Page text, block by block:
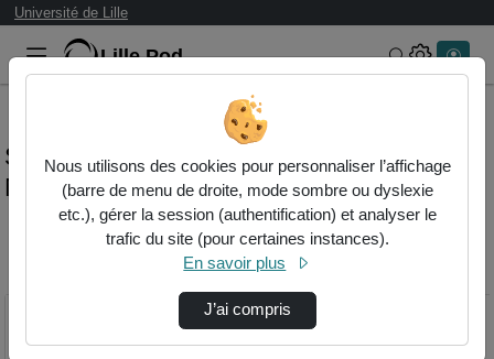
Université de Lille
Lille.Pod Rechercher
Statistiques de visualisation de la vidéo
Maelane dhote _ relais vitesse_ 4e .mp4
Modifier la période de
Vue de la journée
Nous utilisons des cookies pour personnaliser l’affichage
(barre de menu de droite, mode sombre ou dyslexie
etc.), gérer la session (authentification) et analyser le
trafic du site (pour certaines instances).
En savoir plus
J’ai compris